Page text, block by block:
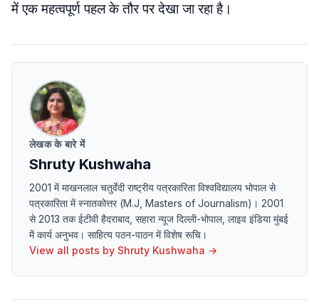
में एक महत्वपूर्ण पहल के तौर पर देखा जा रहा है।
लेखक के बारे में
Shruty Kushwaha
2001 में माखनलाल चतुर्वेदी राष्ट्रीय पत्रकारिता विश्वविद्यालय भोपाल से
पत्रकारिता में स्नातकोत्तर (M.J, Masters of Journalism)। 2001
से 2013 तक ईटीवी हैदराबाद, सहारा न्यूज दिल्ली-भोपाल, लाइव इंडिया मुंबई
में कार्य अनुभव। साहित्य पठन-पाठन में विशेष रूचि।
View all posts by Shruty Kushwaha →